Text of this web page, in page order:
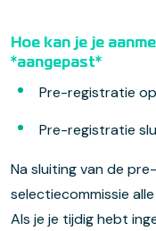
Hoe kan je je
*aangepast*
Pre-registratie
Pre-registratie
Na sluiting van de
selectiecommissie
Als je je tijdig hebt